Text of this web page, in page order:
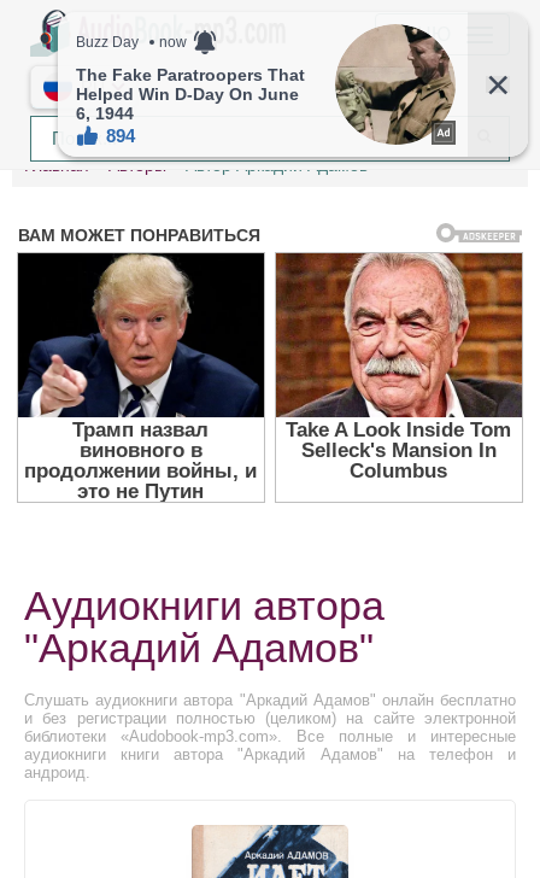
МЕНЮ
RU
Главная Авторы Автор Аркадий Адамов
Аудиокниги автора
"Аркадий Адамов"
Слушать аудиокниги автора "Аркадий Адамов" онлайн бесплатно
и без регистрации полностью (целиком) на сайте электронной
библиотеки «Audobook-mp3.com». Все полные и интересные
аудиокниги книги автора "Аркадий Адамов" на телефон и
андроид.